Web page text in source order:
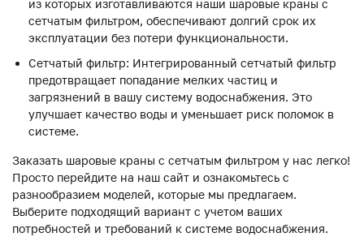
из которых изготавливаются наши шаровые краны с
сетчатым фильтром, обеспечивают долгий срок их
эксплуатации без потери функциональности.
Сетчатый фильтр: Интегрированный сетчатый фильтр
предотвращает попадание мелких частиц и
загрязнений в вашу систему водоснабжения. Это
улучшает качество воды и уменьшает риск поломок в
системе.
Заказать шаровые краны с сетчатым фильтром у нас легко!
Просто перейдите на наш сайт и ознакомьтесь с
разнообразием моделей, которые мы предлагаем.
Выберите подходящий вариант с учетом ваших
потребностей и требований к системе водоснабжения.